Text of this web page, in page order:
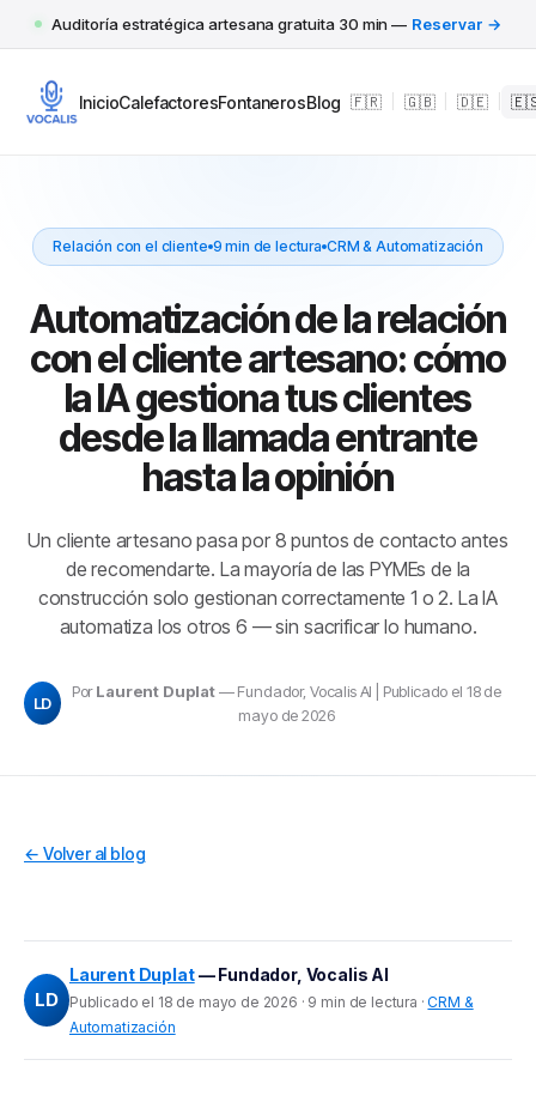
Auditoría estratégica artesana gratuita 30 min — Reservar →
InicioCalefactoresFontanerosBlog 🇫🇷 🇬🇧 🇩🇪
Relación con el cliente 9 min de lectura CRM & Automatización
Automatización de la relación
con el cliente artesano: cómo
la IA gestiona tus clientes
desde la llamada entrante
hasta la opinión
Un cliente artesano pasa por 8 puntos de contacto antes
de recomendarte. La mayoría de las PYMEs de la
construcción solo gestionan correctamente 1 o 2. La IA
automatiza los otros 6 — sin sacrificar lo humano.
LD
PorLaurent Duplat— Fundador, Vocalis AI | Publicado el 18 de
mayo de 2026
← Volver al blog
LD
Laurent Duplat— Fundador, Vocalis AI
Publicado el 18 de mayo de 2026 · 9 min de lectura ·CRM &
Automatización